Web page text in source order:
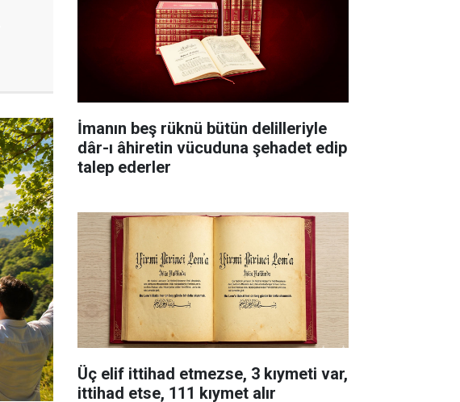
İmanın beş rüknü bütün delilleriyle
dâr-ı âhiretin vücuduna şehadet edip
talep ederler
Üç elif ittihad etmezse, 3 kıymeti var,
ittihad etse, 111 kıymet alır